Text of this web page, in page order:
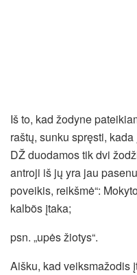
Iš to, kad žodyne
raštų, sunku spręsti,
DŽ duodamos tik dvi
antroji iš jų yra jau
poveikis, reikšmė“:
kalbõs įtaka;
psn. „upės žiotys“.
Aišku, kad veiksmažodis